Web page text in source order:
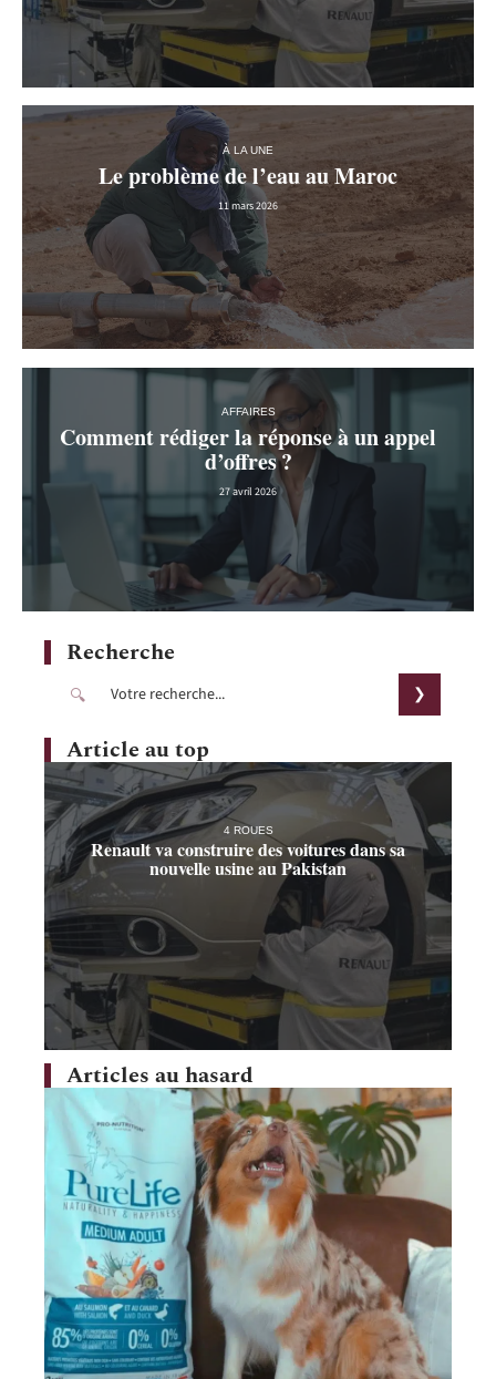
À LA UNE
Le problème de l’eau au Maroc
11 mars 2026
AFFAIRES
Comment rédiger la réponse à un appel
d’offres ?
27 avril 2026
Recherche
Article au top
4 ROUES
Renault va construire des voitures dans sa
nouvelle usine au Pakistan
Articles au hasard